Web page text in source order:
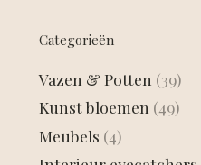
Categorieën
Vazen & Potten (39)
Kunst bloemen (49)
Meubels (4)